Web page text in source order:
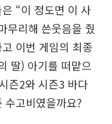
“이 정도면 이 사
무리해 쓴웃음을 줬
이번 게임의 최종
딸) 아기를 떠맡으
즌2와 시즌3 바다
수고비였을까요?